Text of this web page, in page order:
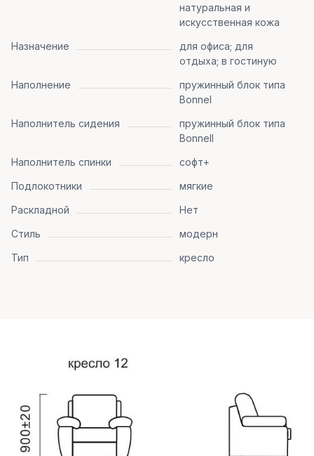
натуральная и
искусственная кожа
Назначение
для офиса; для
отдыха; в гостиную
Наполнение
пружинный блок типа
Bonnel
Наполнитель сидения
пружинный блок типа
Bonnell
Наполнитель спинки
софт+
Подлокотники
мягкие
Раскладной
Нет
Стиль
модерн
Тип
кресло